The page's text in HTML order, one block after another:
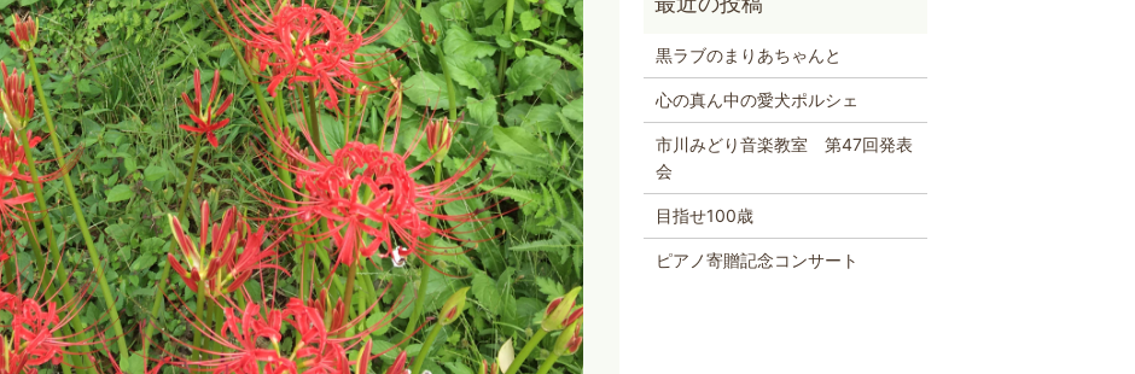
黒ラブのまりあちゃんと
心の真ん中の愛犬ポルシェ
市川みどり音楽教室 第47回発表
会
目指せ100歳
ピアノ寄贈記念コンサート